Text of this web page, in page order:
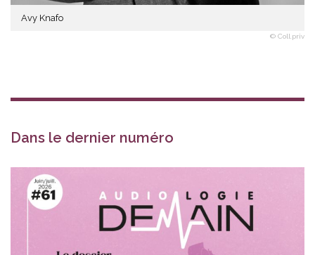
Avy Knafo
© Coll.priv
Dans le dernier numéro